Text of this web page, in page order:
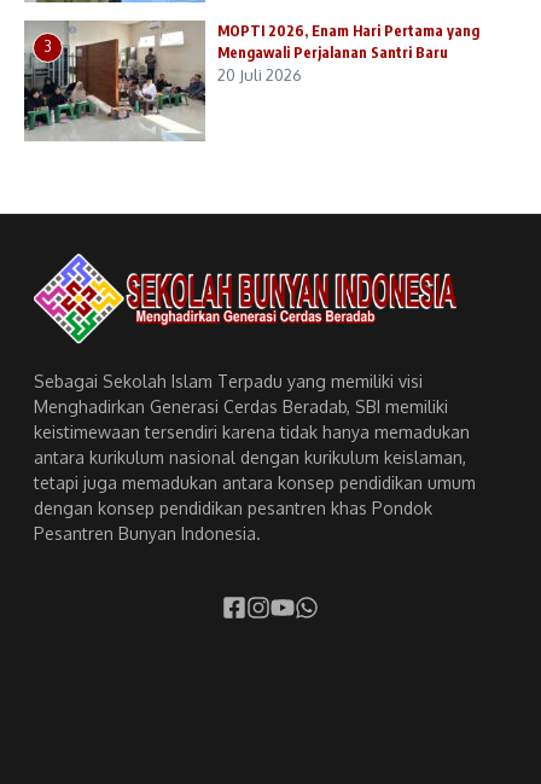
3
MOPTI 2026, Enam Hari Pertama yang
Mengawali Perjalanan Santri Baru
20 Juli 2026
Sebagai Sekolah Islam Terpadu yang memiliki visi
Menghadirkan Generasi Cerdas Beradab, SBI memiliki
keistimewaan tersendiri karena tidak hanya memadukan
antara kurikulum nasional dengan kurikulum keislaman,
tetapi juga memadukan antara konsep pendidikan umum
dengan konsep pendidikan pesantren khas Pondok
Pesantren Bunyan Indonesia.